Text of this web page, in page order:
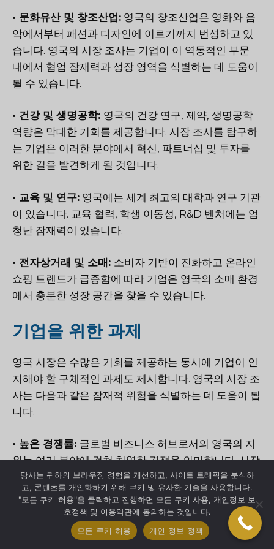
• 문화유산 및 창조산업: 영국의 창조산업은 영화와 음
악에서부터 패션과 디자인에 이르기까지 번성하고 있
습니다. 영국의 시장 조사는 기업이 이 역동적인 부문
내에서 협업 잠재력과 성장 영역을 식별하는 데 도움이
될 수 있습니다.
• 건강 및 생명공학: 영국의 건강 연구, 제약, 생명공학
역량은 막대한 기회를 제공합니다. 시장 조사를 탐구하
는 기업은 이러한 분야에서 혁신, 파트너십 및 투자를
위한 길을 발견하게 될 것입니다.
• 교육 및 연구: 영국에는 세계 최고의 대학과 연구 기관
이 있습니다. 교육 협력, 학생 이동성, R&D 벤처에는 엄
청난 잠재력이 있습니다.
• 전자상거래 및 소매: 소비자 기반이 진화하고 온라인
쇼핑 트렌드가 급증함에 따라 기업은 영국의 소매 환경
에서 충분한 성장 공간을 찾을 수 있습니다.
기업을 위한 과제
영국 시장은 수많은 기회를 제공하는 동시에 기업이 인
지해야 할 구체적인 과제도 제시합니다. 영국의 시장 조
사는 다음과 같은 잠재적 위험을 식별하는 데 도움이 됩
니다.
• 높은 경쟁률: 글로벌 비즈니스 허브로서의 영국의 지
위는 여러 분야에 걸쳐 치열한 경쟁을 의미합니다. 시장
조사에서는 포화된 시장과 성공을 위한 차별화의 필요
성을 보여주는 경우가 많습니다.
• 동적 소비자 행동:영국 소비자 기반은 정보가 풍부하
고 통찰력이 있으며 끊임없이 발전하고 있습니다. 소비
당사는 귀하의 브라우징 경험을 개선하고, 사이트 트래픽을 분석하
고, 콘텐츠를 개인화하기 위해 쿠키 및 유사한 기술을 사용합니다.
"모든 쿠키 허용"을 클릭하고 진행하면 모든 쿠키 사용, 개인정보 보
호정책 및 이용약관에 동의하는 것입니다.
모든 쿠키 허용
개인 정보 정책